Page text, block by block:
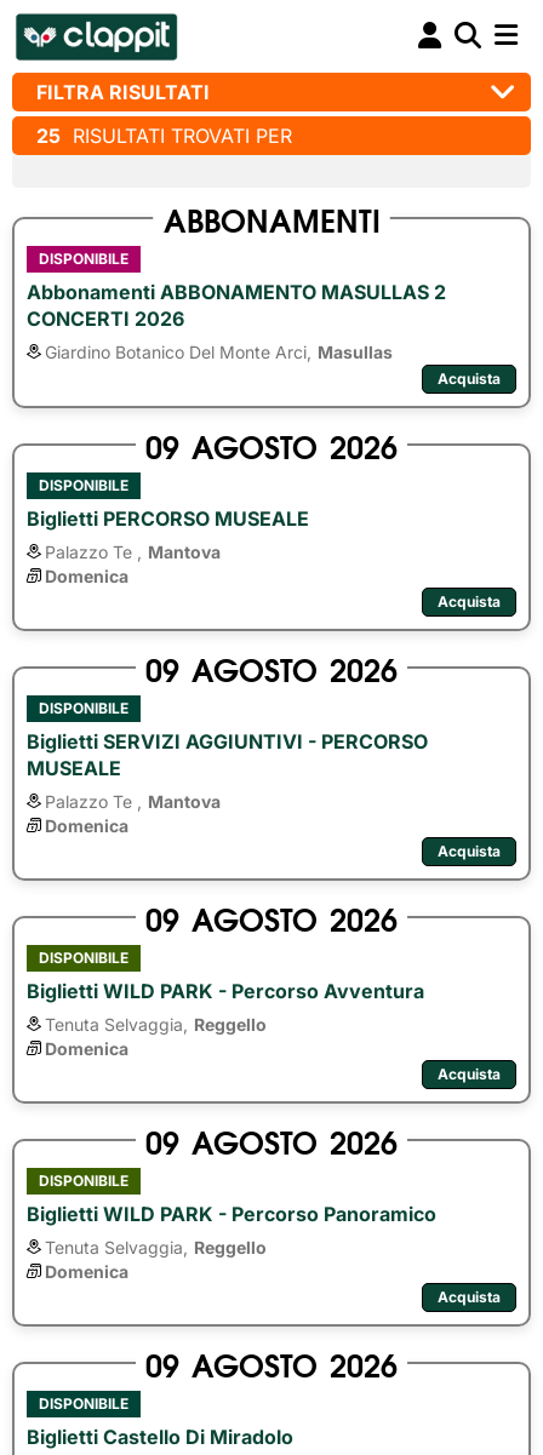
FILTRA RISULTATI
25 RISULTATI TROVATI PER
ABBONAMENTI
DISPONIBILE
Abbonamenti ABBONAMENTO MASULLAS 2
CONCERTI 2026
Giardino Botanico Del Monte Arci, Masullas
Acquista
09 AGOSTO 2026
DISPONIBILE
Biglietti PERCORSO MUSEALE
Palazzo Te ,
Mantova
Domenica
Acquista
09 AGOSTO 2026
DISPONIBILE
Biglietti SERVIZI AGGIUNTIVI - PERCORSO
MUSEALE
Palazzo Te ,
Mantova
Domenica
Acquista
09 AGOSTO 2026
DISPONIBILE
Biglietti WILD PARK - Percorso Avventura
Tenuta Selvaggia,
Reggello
Domenica
Acquista
09 AGOSTO 2026
DISPONIBILE
Biglietti WILD PARK - Percorso Panoramico
Tenuta Selvaggia,
Reggello
Domenica
Acquista
09 AGOSTO 2026
DISPONIBILE
Biglietti Castello Di Miradolo